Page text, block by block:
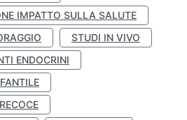
IMPATTO SULLA SALUTE
STUDI IN VIVO
ENDOCRINI